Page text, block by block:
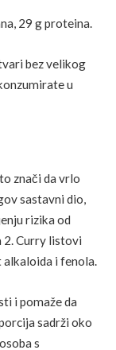
29 g proteina.
bez velikog
u
znači da vrlo
sastavni dio,
rizika od
Curry listovi
alkaloida i fenola.
i pomaže da
sadrži oko
s